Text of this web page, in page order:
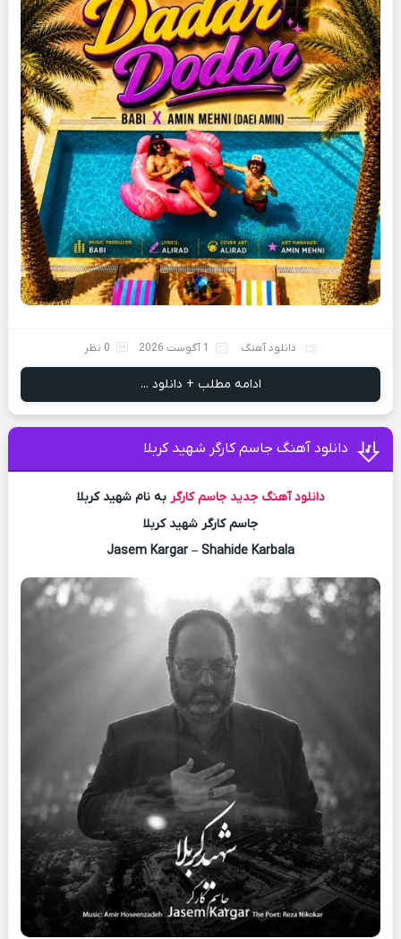
دانلود آهنگ 1 آگوست 2026 0 نظر
ادامه مطلب + دانلود ...
دانلود آهنگ جاسم کارگر شهید کربلا
دانلود آهنگ جدید جاسم کارگر به نام شهید کربلا
جاسم کارگر شهید کربلا
Jasem Kargar – Shahide Karbala